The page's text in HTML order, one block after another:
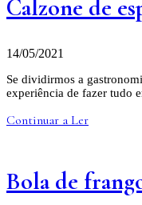
Calzone de
14/05/2021
Se dividirmos a
experiência de fazer tudo
Continuar a Ler
Bola de